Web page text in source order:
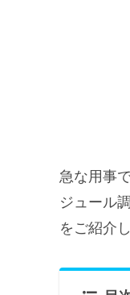
急な用事
ジュール
をご紹介